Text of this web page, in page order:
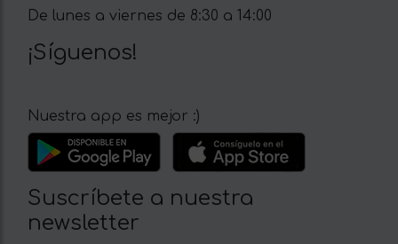
De lunes a viernes de 8:30 a 14:00
¡Síguenos!
Nuestra app es mejor :)
Suscríbete a nuestra
newsletter